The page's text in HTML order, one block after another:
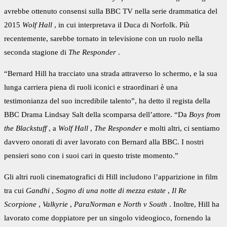
avrebbe ottenuto consensi sulla BBC TV nella serie drammatica del
2015 Wolf Hall , in cui interpretava il Duca di Norfolk. Più
recentemente, sarebbe tornato in televisione con un ruolo nella
seconda stagione di The Responder .
“Bernard Hill ha tracciato una strada attraverso lo schermo, e la sua
lunga carriera piena di ruoli iconici e straordinari è una
testimonianza del suo incredibile talento”, ha detto il regista della
BBC Drama Lindsay Salt della scomparsa dell’attore. “Da Boys from
the Blackstuff, a Wolf Hall , The Responder e molti altri, ci sentiamo
davvero onorati di aver lavorato con Bernard alla BBC. I nostri
pensieri sono con i suoi cari in questo triste momento.”
Gli altri ruoli cinematografici di Hill includono l’apparizione in film
tra cui Gandhi , Sogno di una notte di mezza estate , Il Re
Scorpione , Valkyrie , ParaNorman e North v South . Inoltre, Hill ha
lavorato come doppiatore per un singolo videogioco, fornendo la